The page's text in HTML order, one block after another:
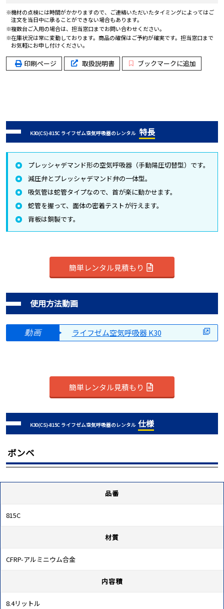
機材の点検には時間がかかりますので、ご連絡いただいたタイミングによってはご
注文を当日中に承ることができない場合もあります。
複数台ご入用の場合は、担当窓口までお問い合わせください。
在庫状況は常に変動しております。商品の確保はご予約が確実です。担当窓口まで
お気軽にお申し付けください。
印刷ページ 取扱説明書 ブックマークに追加
K30(CS)-815C ライフゼム空気呼吸器のレンタル 特長
プレッシャデマンド形の空気呼吸器（手動陽圧切替型）です。
減圧弁とプレッシャデマンド弁の一体型。
吸気管は蛇管タイプなので、首が楽に動かせます。
蛇管を握って、面体の密着テストが行えます。
背板は銅製です。
簡単レンタル見積もり
使用方法動画
動画 ライフゼム空気呼吸器 K30
簡単レンタル見積もり
K30(CS)-815C ライフゼム空気呼吸器のレンタル 仕様
ボンベ
品番
815C
材質
CFRP-アルミニウム合金
内容積
8.4リットル